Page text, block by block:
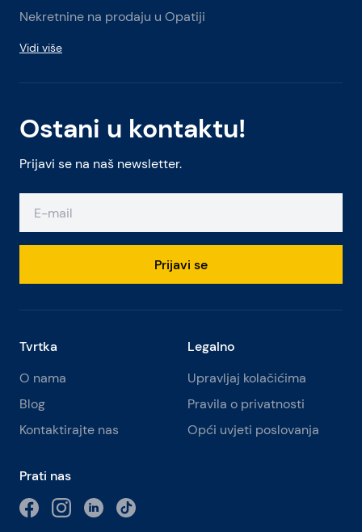
Ostani u kontaktu!
Prijavi se na naš newsletter.
Prijavi se
Nekretnine na prodaju u Opatiji
Vidi više
Tvrtka
O nama
Blog
Kontaktirajte nas
Legalno
Upravljaj kolačićima
Pravila o privatnosti
Opći uvjeti poslovanja
Prati nas